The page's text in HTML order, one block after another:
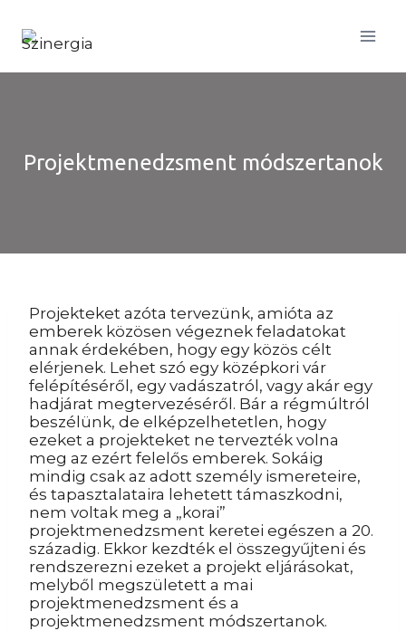
content
Projektmenedzsment módszertanok
Projekteket azóta tervezünk, amióta az
emberek közösen végeznek feladatokat
annak érdekében, hogy egy közös célt
elérjenek. Lehet szó egy középkori vár
felépítéséről, egy vadászatról, vagy akár egy
hadjárat megtervezéséről. Bár a régmúltról
beszélünk, de elképzelhetetlen, hogy
ezeket a projekteket ne tervezték volna
meg az ezért felelős emberek. Sokáig
mindig csak az adott személy ismereteire,
és tapasztalataira lehetett támaszkodni,
nem voltak meg a „korai”
projektmenedzsment keretei egészen a 20.
századig. Ekkor kezdték el összegyűjteni és
rendszerezni ezeket a projekt eljárásokat,
melyből megszületett a mai
projektmenedzsment és a
projektmenedzsment módszertanok.